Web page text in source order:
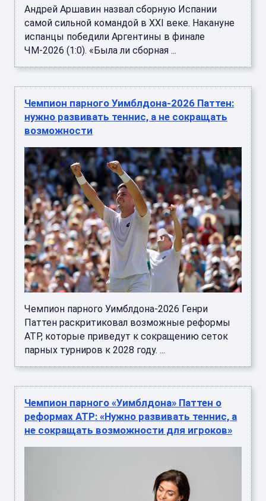
Андрей Аршавин назвал сборную Испании
самой сильной командой в XXI веке. Накануне
испанцы победили Аргентины в финале
ЧМ‑2026 (1:0). «Была ли сборная ...
Чемпион парного Уимблдона-2026 Паттен:
нужно развивать теннис, а не сокращать
возможности
Чемпион парного Уимблдона-2026 Генри
Паттен раскритиковал возможные реформы
ATP, которые приведут к сокращению сеток
парных турниров к 2028 году. ...
Чемпион парного «Уимблдона» Паттен о
реформах ATP: «Нужно развивать теннис, а
не сокращать возможности для игроков»